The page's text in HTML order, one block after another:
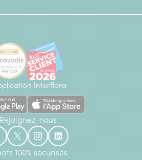
Interflora
Rejoignez-nous
100% sécurisés